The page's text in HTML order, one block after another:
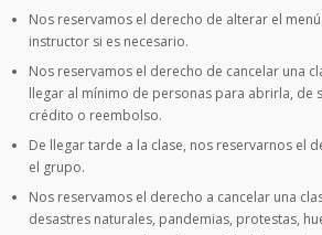
Nos reservamos el derecho de alterar el
instructor si es necesario.
Nos reservamos el derecho de cancelar una
llegar al mínimo de personas para abrirla, de
crédito o reembolso.
De llegar tarde a la clase, nos reservarnos el
el grupo.
Nos reservamos el derecho a cancelar una
desastres naturales, pandemias, protestas,